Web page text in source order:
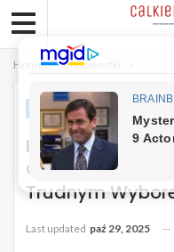
Home Ciekawostki
CIEKAWOSTKI
Kaczyński
Ochronie
Trudnym
Last updated paź 29, 2025